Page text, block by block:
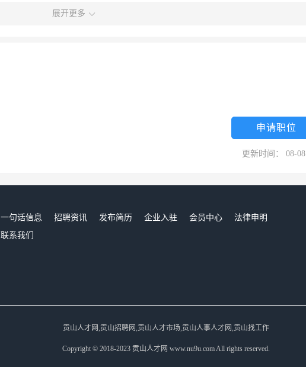
展开更多
申请职位
更新时间： 08-08
一句话信息 招聘资讯 发布简历 企业入驻 会员中心
法律申明
联系我们
贡山人才网,贡山招聘网,贡山人才市场,贡山人事人才网,贡山找工作
Copyright © 2018-2023 贡山人才网 www.nu9u.com All rights reserved.